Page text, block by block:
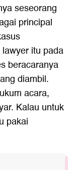
seseorang
principal
itu pada
beracaranya
diambil.
acara,
Kalau untuk
pakai